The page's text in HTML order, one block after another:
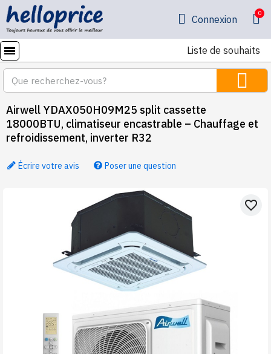
Connexion
Liste de souhaits
Airwell YDAX050H09M25 split cassette
18000BTU, climatiseur encastrable – Chauffage et
refroidissement, inverter R32
Écrire votre avis Poser une question
favorite_border